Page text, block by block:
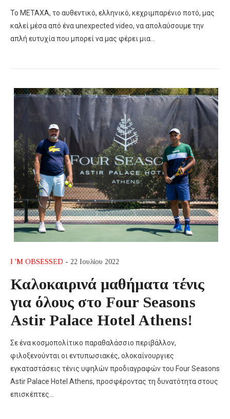
Το METAXA, το αυθεντικό, ελληνικό, κεχριμπαρένιο ποτό, μας
καλεί μέσα από ένα unexpected video, να απολαύσουμε την
απλή ευτυχία που μπορεί να μας φέρει μια…
I 'M OBSESSED - 22 Ιουλίου 2022
Καλοκαιρινά μαθήματα τένις
για όλους στο Four Seasons
Astir Palace Hotel Athens!
Σε ένα κοσμοπολίτικο παραθαλάσσιο περιβάλλον,
φιλοξενούνται οι εντυπωσιακές, ολοκαίνουργιες
εγκαταστάσεις τένις υψηλών προδιαγραφών του Four Seasons
Astir Palace Hotel Athens, προσφέροντας τη δυνατότητα στους
επισκέπτες…